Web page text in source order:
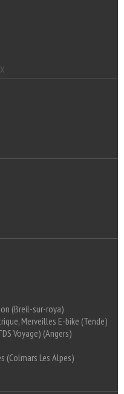
(Breil-sur-roya)
Merveilles E-bike (Tende)
Voyage) (Angers)
(Colmars Les Alpes)